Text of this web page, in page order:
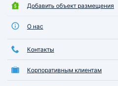
Добавить объект размещения
О нас
Контакты
Корпоративным клиентам